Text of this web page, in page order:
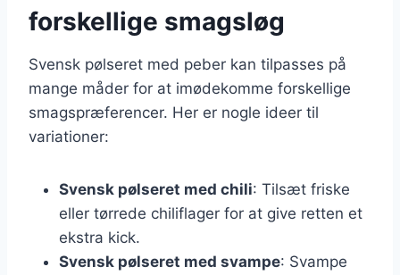
forskellige smagsløg
Svensk pølseret med peber kan tilpasses på
mange måder for at imødekomme forskellige
smagspræferencer. Her er nogle ideer til
variationer:
Svensk pølseret med chili: Tilsæt friske
eller tørrede chiliflager for at give retten et
ekstra kick.
Svensk pølseret med svampe: Svampe